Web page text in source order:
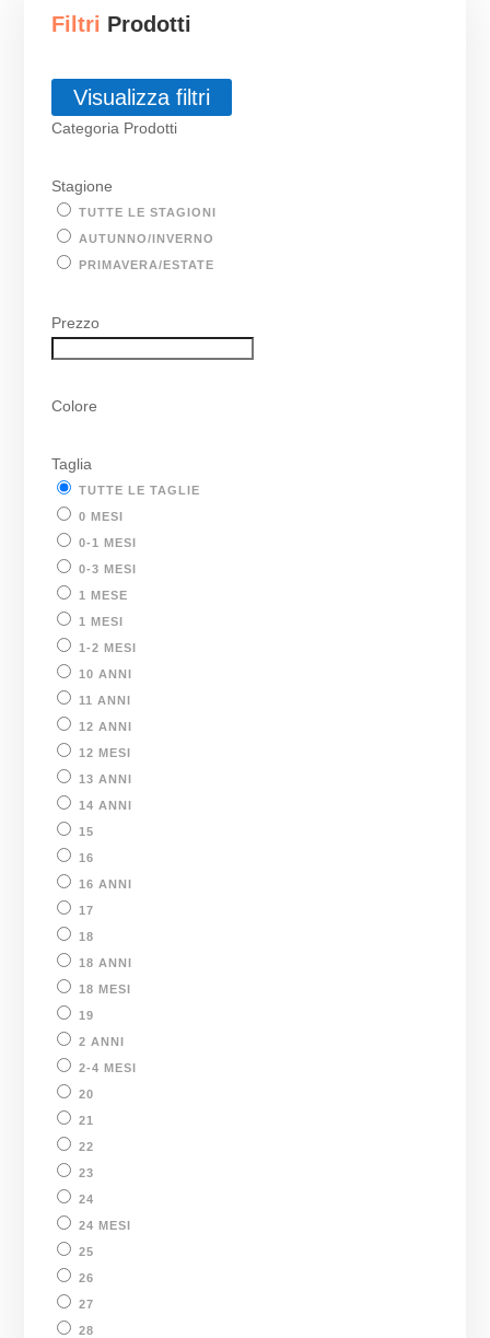
Filtri Prodotti
Visualizza filtri
Categoria Prodotti
Stagione
TUTTE LE STAGIONI
AUTUNNO/INVERNO
PRIMAVERA/ESTATE
Prezzo
Colore
Taglia
TUTTE LE TAGLIE
0 MESI
0-1 MESI
0-3 MESI
1 MESE
1 MESI
1-2 MESI
10 ANNI
11 ANNI
12 ANNI
12 MESI
13 ANNI
14 ANNI
15
16
16 ANNI
17
18
18 ANNI
18 MESI
19
2 ANNI
2-4 MESI
20
21
22
23
24
24 MESI
25
26
27
28